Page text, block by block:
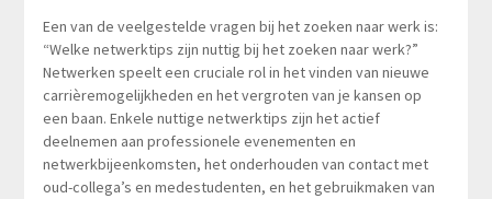
Een van de veelgestelde vragen bij het zoeken naar werk is:
“Welke netwerktips zijn nuttig bij het zoeken naar werk?”
Netwerken speelt een cruciale rol in het vinden van nieuwe
carrièremogelijkheden en het vergroten van je kansen op
een baan. Enkele nuttige netwerktips zijn het actief
deelnemen aan professionele evenementen en
netwerkbijeenkomsten, het onderhouden van contact met
oud-collega’s en medestudenten, en het gebruikmaken van